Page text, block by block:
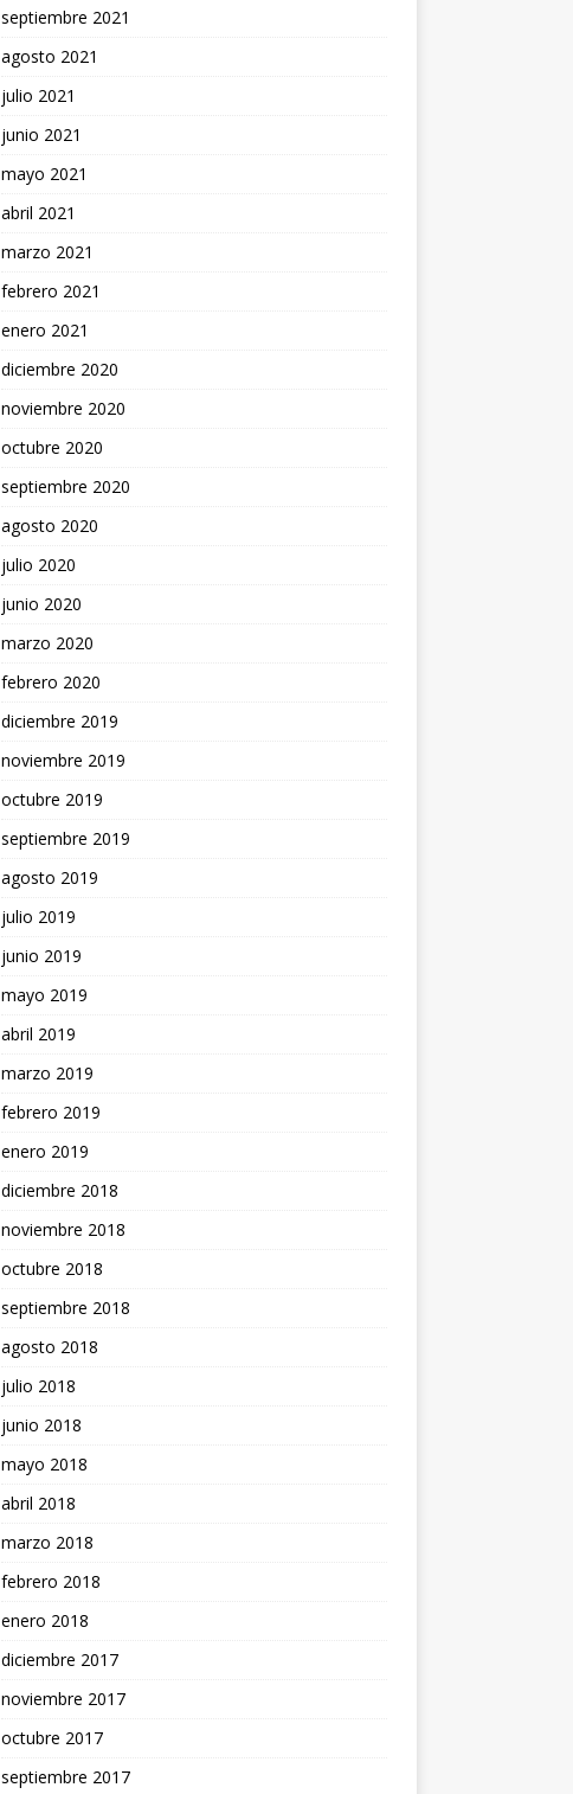
septiembre 2021
agosto 2021
julio 2021
junio 2021
mayo 2021
abril 2021
marzo 2021
febrero 2021
enero 2021
diciembre 2020
noviembre 2020
octubre 2020
septiembre 2020
agosto 2020
julio 2020
junio 2020
marzo 2020
febrero 2020
diciembre 2019
noviembre 2019
octubre 2019
septiembre 2019
agosto 2019
julio 2019
junio 2019
mayo 2019
abril 2019
marzo 2019
febrero 2019
enero 2019
diciembre 2018
noviembre 2018
octubre 2018
septiembre 2018
agosto 2018
julio 2018
junio 2018
mayo 2018
abril 2018
marzo 2018
febrero 2018
enero 2018
diciembre 2017
noviembre 2017
octubre 2017
septiembre 2017